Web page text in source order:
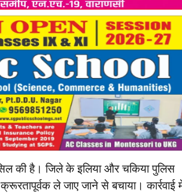
की है। जिले के इलिया और चकिया पुलिस
ले जाए जाने से बचाया। कार्रवाई